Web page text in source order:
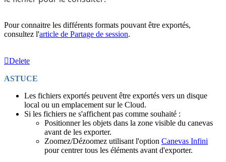
Pour connaitre les différents formats pouvant être exportés,
consultez l'article de Partage de session.
Delete
ASTUCE
Les fichiers exportés peuvent être exportés vers un disque
local ou un emplacement sur le Cloud.
Si les fichiers ne s'affichent pas comme souhaité :
Positionner les objets dans la zone visible du canevas
avant de les exporter.
Zoomez/Dézoomez utilisant l'option Canevas Infini
pour centrer tous les éléments avant d'exporter.